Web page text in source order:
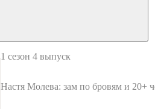
1 сезон 4 выпуск
Настя Молева: зам по бровям и 20+